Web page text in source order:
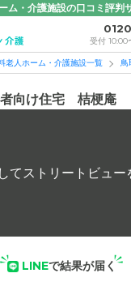
ム・介護施設の口コミ評判
受付 10:00
老人ホーム・介護施設一覧 鳥
向け住宅 桔梗庵
LINEで結果が届く